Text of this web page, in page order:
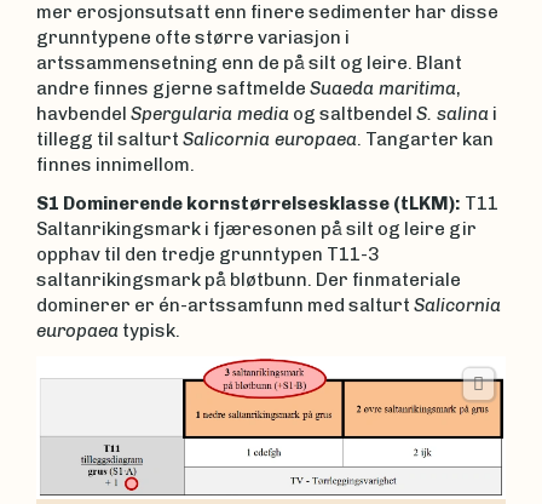
mer erosjonsutsatt enn finere sedimenter har disse
grunntypene ofte større variasjon i
artssammensetning enn de på silt og leire. Blant
andre finnes gjerne saftmelde Suaeda maritima,
havbendel Spergularia media og saltbendel S. salina i
tillegg til salturt Salicornia europaea. Tangarter kan
finnes innimellom.
S1 Dominerende kornstørrelsesklasse (tLKM): T11
Saltanrikingsmark i fjæresonen på silt og leire gir
opphav til den tredje grunntypen T11-3
saltanrikingsmark på bløtbunn. Der finmateriale
dominerer er én-artssamfunn med salturt Salicornia
europaea typisk.